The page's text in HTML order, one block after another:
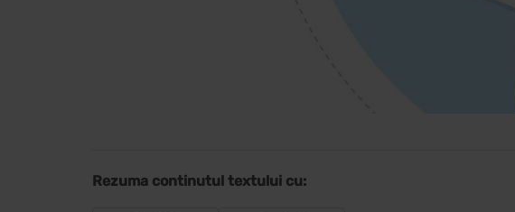
Rezuma continutul textului cu: